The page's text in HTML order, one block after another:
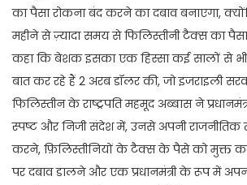
का पैसा रोकना बंद करने का दबाव बनाएगा,
महीने से ज़्यादा समय से फिलिस्तीनी टैक्स का
कहा कि बेशक इसका एक हिस्सा कई सालों से भी
बात कर रहे हैं 2 अरब डॉलर की, जो इजराइली
फिलिस्तीन के राष्ट्रपति महमूद अब्बास ने
स्पष्ट और निजी संदेश में, उनसे अपनी राजनीतिक
करने, फ़िलिस्तीनियों के टैक्स के पैसे को मुक्त
पर दबाव डालने और एक प्रधानमंत्री के रूप में